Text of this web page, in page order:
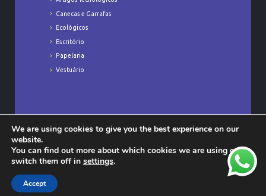
Canecas e Garrafas
Ecológicos
Escritório
Papelaria
Vestuário
Todos os Direitos Reservados © Majú
We are using cookies to give you the best experience on our
website.
You can find out more about which cookies we are using or
switch them off in settings.
Accept